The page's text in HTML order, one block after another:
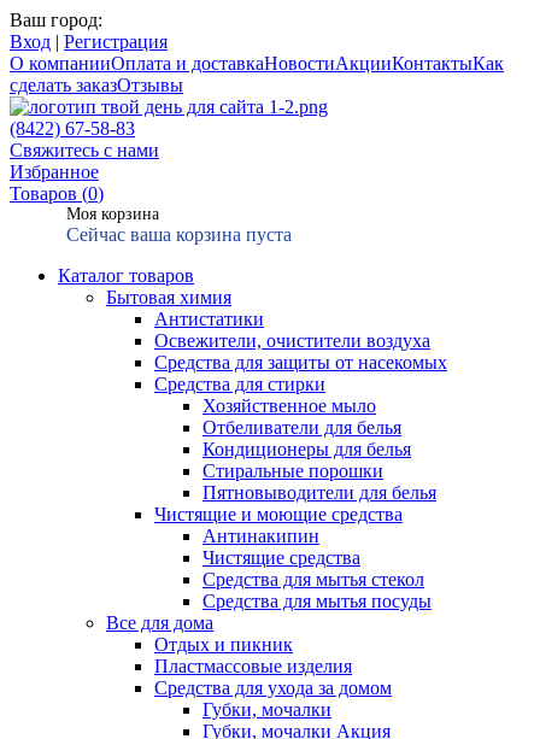
Ваш город:
Вход | Регистрация
О компанииОплата и доставкаНовостиАкцииКонтактыКак
сделать заказОтзывы
(8422) 67-58-83
Свяжитесь с нами
Избранное
Товаров (0)
Моя корзина
Сейчас ваша корзина пуста
Каталог товаров
Бытовая химия
Антистатики
Освежители, очистители воздуха
Средства для защиты от насекомых
Средства для стирки
Хозяйственное мыло
Отбеливатели для белья
Кондиционеры для белья
Стиральные порошки
Пятновыводители для белья
Чистящие и моющие средства
Антинакипин
Чистящие средства
Средства для мытья стекол
Средства для мытья посуды
Все для дома
Отдых и пикник
Пластмассовые изделия
Средства для ухода за домом
Губки, мочалки
Губки, мочалки Акция